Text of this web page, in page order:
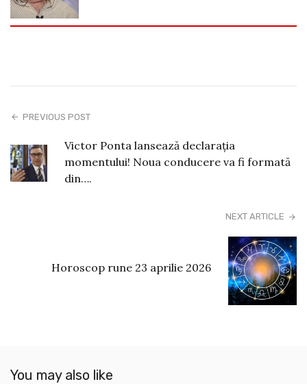
PREVIOUS POST
Victor Ponta lansează declarația
momentului! Noua conducere va fi formată
din….
NEXT ARTICLE
Horoscop rune 23 aprilie 2026
You may also like